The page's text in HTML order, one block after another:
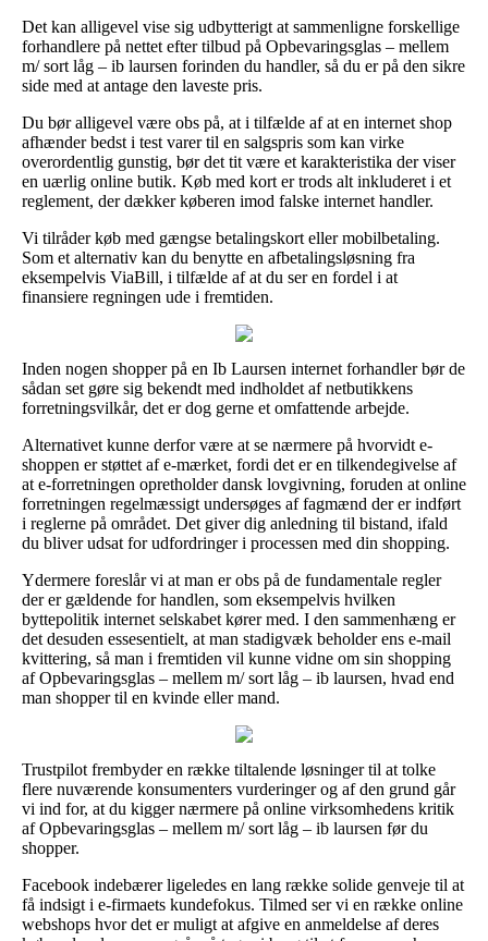
Det kan alligevel vise sig udbytterigt at sammenligne forskellige
forhandlere på nettet efter tilbud på Opbevaringsglas – mellem
m/ sort låg – ib laursen forinden du handler, så du er på den sikre
side med at antage den laveste pris.
Du bør alligevel være obs på, at i tilfælde af at en internet shop
afhænder bedst i test varer til en salgspris som kan virke
overordentlig gunstig, bør det tit være et karakteristika der viser
en uærlig online butik. Køb med kort er trods alt inkluderet i et
reglement, der dækker køberen imod falske internet handler.
Vi tilråder køb med gængse betalingskort eller mobilbetaling.
Som et alternativ kan du benytte en afbetalingsløsning fra
eksempelvis ViaBill, i tilfælde af at du ser en fordel i at
finansiere regningen ude i fremtiden.
Inden nogen shopper på en Ib Laursen internet forhandler bør de
sådan set gøre sig bekendt med indholdet af netbutikkens
forretningsvilkår, det er dog gerne et omfattende arbejde.
Alternativet kunne derfor være at se nærmere på hvorvidt e-
shoppen er støttet af e-mærket, fordi det er en tilkendegivelse af
at e-forretningen opretholder dansk lovgivning, foruden at online
forretningen regelmæssigt undersøges af fagmænd der er indført
i reglerne på området. Det giver dig anledning til bistand, ifald
du bliver udsat for udfordringer i processen med din shopping.
Ydermere foreslår vi at man er obs på de fundamentale regler
der er gældende for handlen, som eksempelvis hvilken
byttepolitik internet selskabet kører med. I den sammenhæng er
det desuden essesentielt, at man stadigvæk beholder ens e-mail
kvittering, så man i fremtiden vil kunne vidne om sin shopping
af Opbevaringsglas – mellem m/ sort låg – ib laursen, hvad end
man shopper til en kvinde eller mand.
Trustpilot frembyder en række tiltalende løsninger til at tolke
flere nuværende konsumenters vurderinger og af den grund går
vi ind for, at du kigger nærmere på online virksomhedens kritik
af Opbevaringsglas – mellem m/ sort låg – ib laursen før du
shopper.
Facebook indebærer ligeledes en lang række solide genveje til at
få indsigt i e-firmaets kundefokus. Tilmed ser vi en række online
webshops hvor det er muligt at afgive en anmeldelse af deres